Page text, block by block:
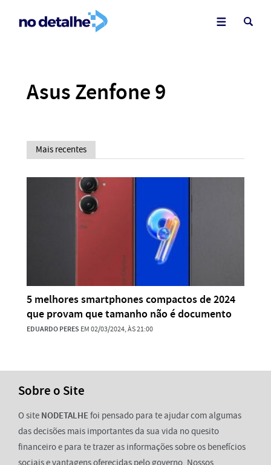
Asus Zenfone 9
Mais recentes
5 melhores smartphones compactos de 2024
que provam que tamanho não é documento
EDUARDO PERES EM 02/03/2024, ÀS 21:00
Sobre o Site
O site NODETALHEfoi pensado para te ajudar com algumas
das decisões mais importantes da sua vida no quesito
financeiro e para te trazer as informações sobre os benefícios